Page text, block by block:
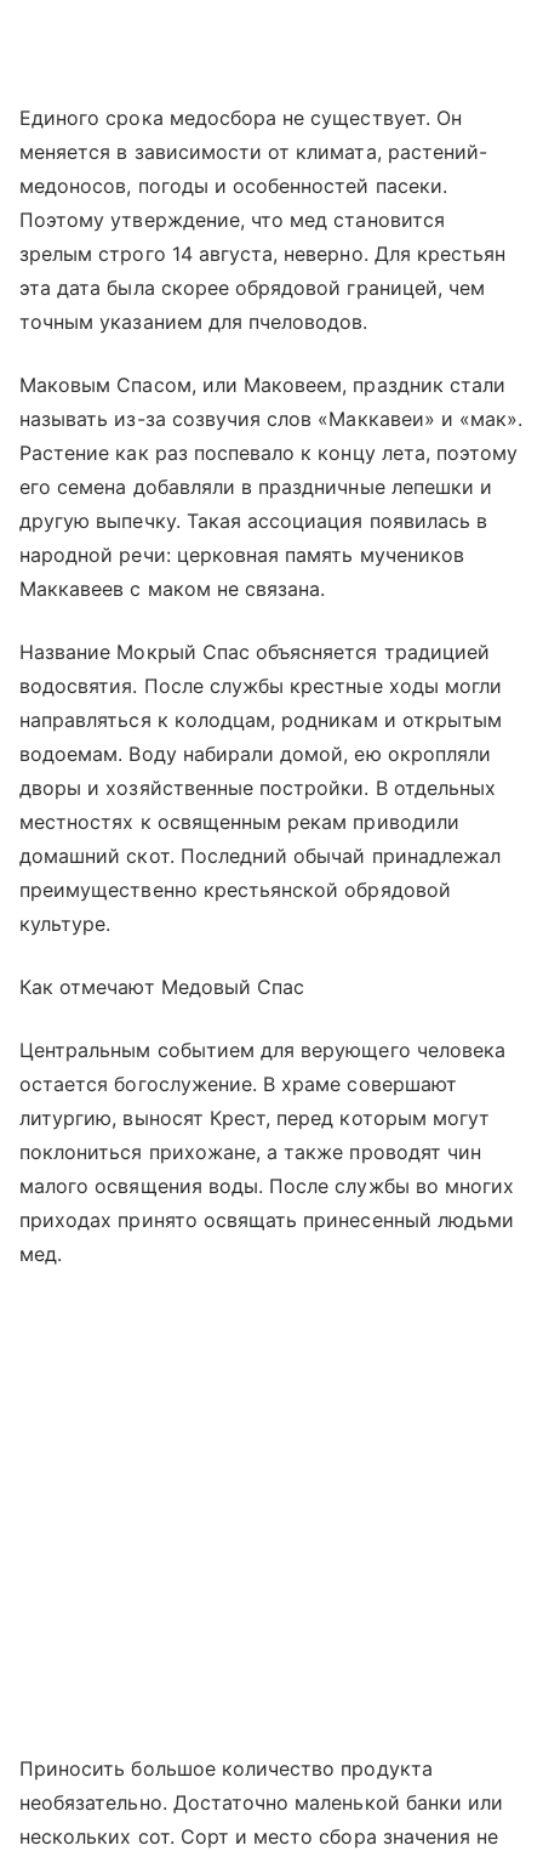
Единого срока медосбора не существует. Он
меняется в зависимости от климата, растений-
медоносов, погоды и особенностей пасеки.
Поэтому утверждение, что мед становится
зрелым строго 14 августа, неверно. Для крестьян
эта дата была скорее обрядовой границей, чем
точным указанием для пчеловодов.
Маковым Спасом, или Маковеем, праздник стали
называть из-за созвучия слов «Маккавеи» и «мак».
Растение как раз поспевало к концу лета, поэтому
его семена добавляли в праздничные лепешки и
другую выпечку. Такая ассоциация появилась в
народной речи: церковная память мучеников
Маккавеев с маком не связана.
Название Мокрый Спас объясняется традицией
водосвятия. После службы крестные ходы могли
направляться к колодцам, родникам и открытым
водоемам. Воду набирали домой, ею окропляли
дворы и хозяйственные постройки. В отдельных
местностях к освященным рекам приводили
домашний скот. Последний обычай принадлежал
преимущественно крестьянской обрядовой
культуре.
Как отмечают Медовый Спас
Центральным событием для верующего человека
остается богослужение. В храме совершают
литургию, выносят Крест, перед которым могут
поклониться прихожане, а также проводят чин
малого освящения воды. После службы во многих
приходах принято освящать принесенный людьми
мед.
Приносить большое количество продукта
необязательно. Достаточно маленькой банки или
нескольких сот. Сорт и место сбора значения не